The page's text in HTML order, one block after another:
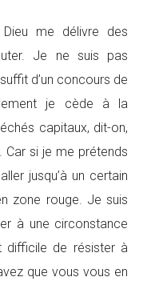
me délivre des
Je ne suis pas
d’un concours de
je cède à la
capitaux, dit-on,
Car si je me prétends
jusqu’à un certain
zone rouge. Je suis
à une circonstance
difficile de résister à
que vous vous en